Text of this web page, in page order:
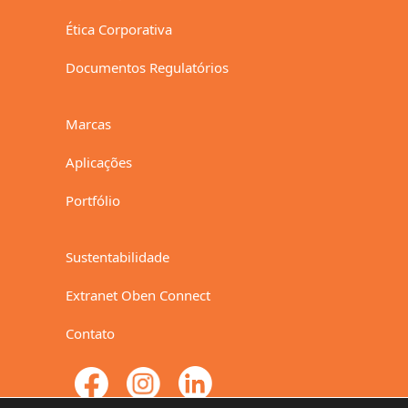
Ética Corporativa
Documentos Regulatórios
Marcas
Aplicações
Portfólio
Sustentabilidade
Extranet Oben Connect
Contato